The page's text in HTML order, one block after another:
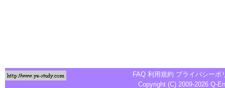
FAQ 利用規約 プライバシーポ
Copyright (C) 2009-2026 Q-